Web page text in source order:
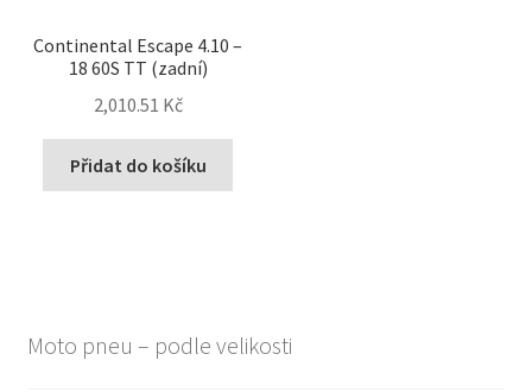
Continental Escape 4.10 –
18 60S TT (zadní)
2,010.51 Kč
Přidat do košíku
Moto pneu – podle velikosti